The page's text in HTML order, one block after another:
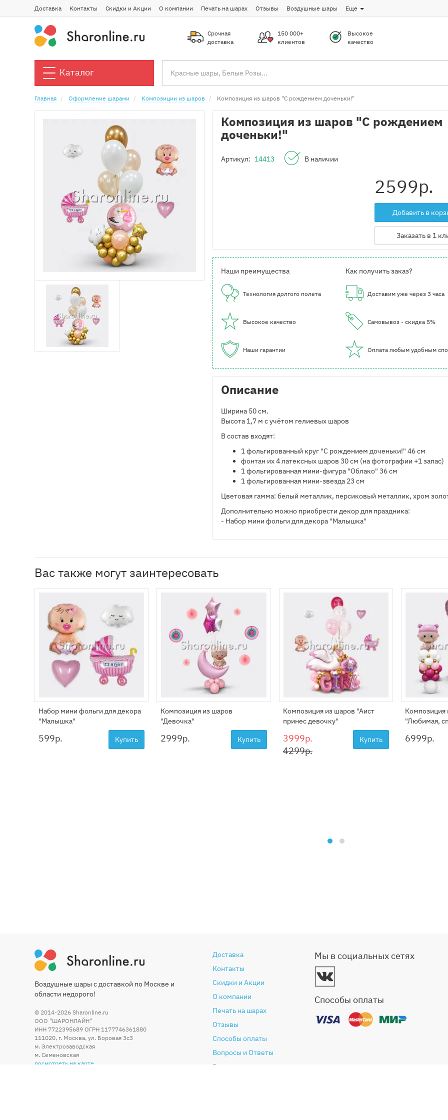
Доставка Контакты Скидки и Акции О компании Печать на шарах Отзывы Воздушные шары Еще
Срочная
доставка
150 000+
клиентов
Высокое
качество
Каталог
Главная Оформление шарами Композиции из шаров Композиция из шаров "С рождением доченьки!"
Композиция из шаров "С рождением
доченьки!"
Артикул: 14413 В наличии
2599р.
Добавить в
Заказать в 1
Наши преимущества
Технология долгого полета
Высокое качество
Наши гарантии
Как получить заказ?
Доставим уже через 3 часа
Самовывоз - скидка 5%
Оплата любым удобным
Описание
Ширина 50 см.
Высота 1,7 м с учётом гелиевых шаров
В состав входят:
1 фольгированный круг "С рождением доченьки!" 46 см
фонтан их 4 латексных шаров 30 см (на фотографии +1 запас)
1 фольгированная мини-фигура "Облако" 36 см
1 фольгированная мини-звезда 23 см
Цветовая гамма: белый металлик, персиковый металлик, хром
Дополнительно можно приобрести декор для праздника:
- Набор мини фольги для декора "Малышка"
Вас также могут заинтересовать
Набор мини фольги для декора
"Малышка"
599р. Купить
Композиция из шаров
"Девочка"
2999р. Купить
Композиция из шаров "Аист
принес девочку"
3999р.
4299р.
Купить
Композиция
"Любимая,
6999р.
Воздушные шары с доставкой по Москве и
области недорого!
© 2014-2026 Sharonline.ru
ООО "ШАРОНЛАЙН"
ИНН 7722395689 ОГРН 1177746361880
111020, г. Москва, ул. Боровая 3c3
м. Электрозаводская
м. Семеновская
посмотреть на карте
Доставка
Контакты
Скидки и Акции
О компании
Печать на шарах
Отзывы
Способы оплаты
Вопросы и Ответы
Гарантия и возврат
Мы в социальных сетях
Способы оплаты